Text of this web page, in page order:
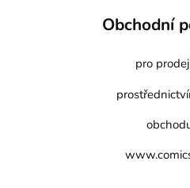
Obchodní
pro